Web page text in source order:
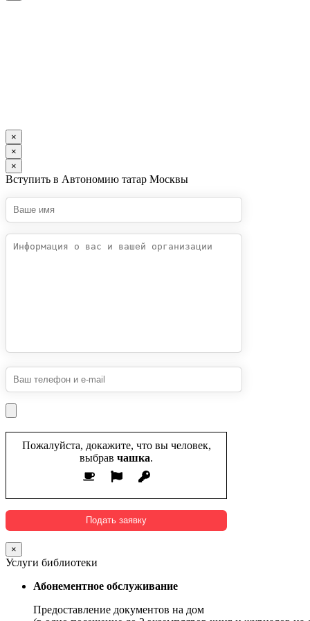
×
×
×
Вступить в Автономию татар Москвы
Пожалуйста, докажите, что вы человек,
выбрав чашка.
×
Услуги библиотеки
Абонементное обслуживание
Предоставление документов на дом